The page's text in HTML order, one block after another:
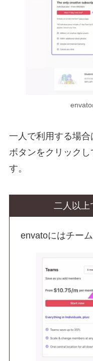
envato
一人で利用する場合
ボタンをクリック
す。
二人以上
envatoにはチー